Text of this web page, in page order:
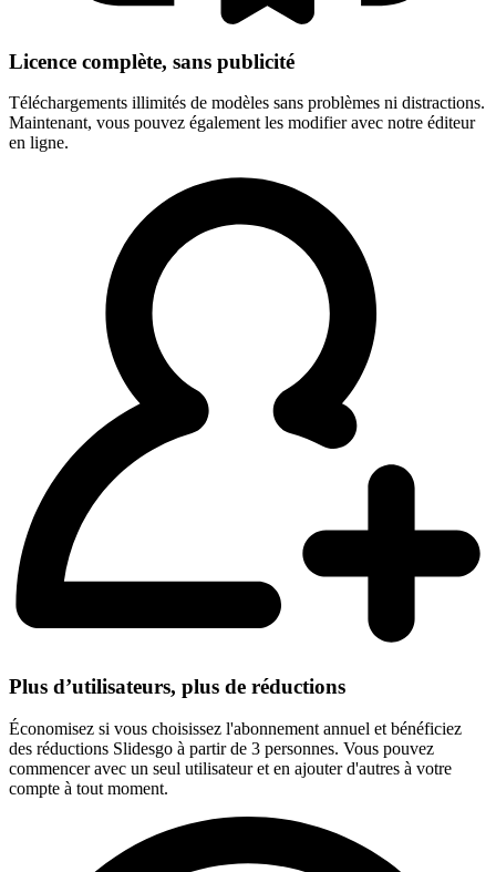
Licence complète, sans publicité
Téléchargements illimités de modèles sans problèmes ni distractions.
Maintenant, vous pouvez également les modifier avec notre éditeur
en ligne.
Plus d’utilisateurs, plus de réductions
Économisez si vous choisissez l'abonnement annuel et bénéficiez
des réductions Slidesgo à partir de 3 personnes. Vous pouvez
commencer avec un seul utilisateur et en ajouter d'autres à votre
compte à tout moment.